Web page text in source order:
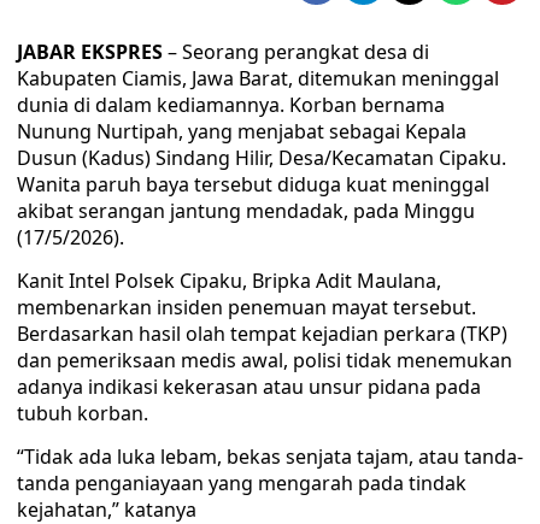
JABAR EKSPRES– Seorang perangkat desa di
Kabupaten Ciamis, Jawa Barat, ditemukan meninggal
dunia di dalam kediamannya. Korban bernama
Nunung Nurtipah, yang menjabat sebagai Kepala
Dusun (Kadus) Sindang Hilir, Desa/Kecamatan Cipaku.
Wanita paruh baya tersebut diduga kuat meninggal
akibat serangan jantung mendadak, pada Minggu
(17/5/2026).
Kanit Intel Polsek Cipaku, Bripka Adit Maulana,
membenarkan insiden penemuan mayat tersebut.
Berdasarkan hasil olah tempat kejadian perkara (TKP)
dan pemeriksaan medis awal, polisi tidak menemukan
adanya indikasi kekerasan atau unsur pidana pada
tubuh korban.
“Tidak ada luka lebam, bekas senjata tajam, atau tanda-
tanda penganiayaan yang mengarah pada tindak
kejahatan,” katanya